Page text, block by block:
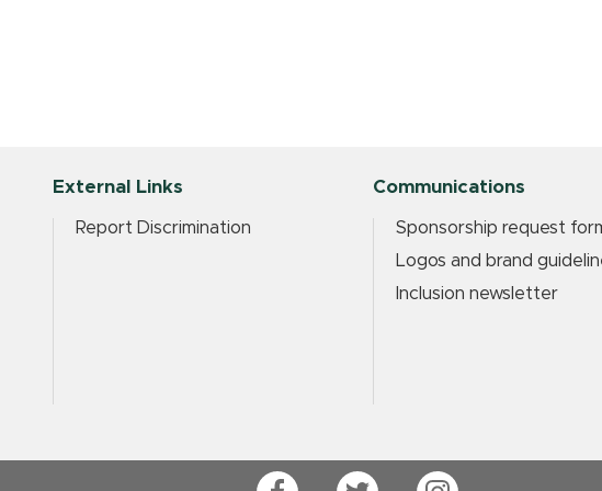
External Links
Report Discrimination
Communications
Sponsorship request
Logos and brand
Inclusion newsletter
FacebookTwitter Instagram